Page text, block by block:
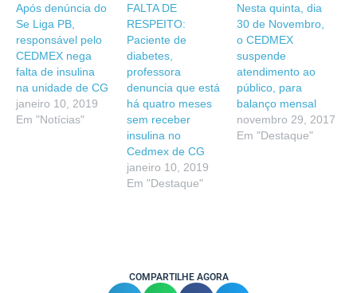
Após denúncia do
Se Liga PB,
responsável pelo
CEDMEX nega
falta de insulina
na unidade de CG
janeiro 10, 2019
Em "Notícias"
FALTA DE
RESPEITO:
Paciente de
diabetes,
professora
denuncia que está
há quatro meses
sem receber
insulina no
Cedmex de CG
janeiro 10, 2019
Em "Destaque"
Nesta quinta, dia
30 de Novembro,
o CEDMEX
suspende
atendimento ao
público, para
balanço mensal
novembro 29, 2017
Em "Destaque"
COMPARTILHE AGORA